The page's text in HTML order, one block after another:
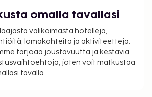
omalla tavallasi
valikoimasta hotelleja,
lomakohteita ja aktiviteetteja.
tarjoaa joustavuutta ja kestäviä
joten voit matkustaa
tavalla.